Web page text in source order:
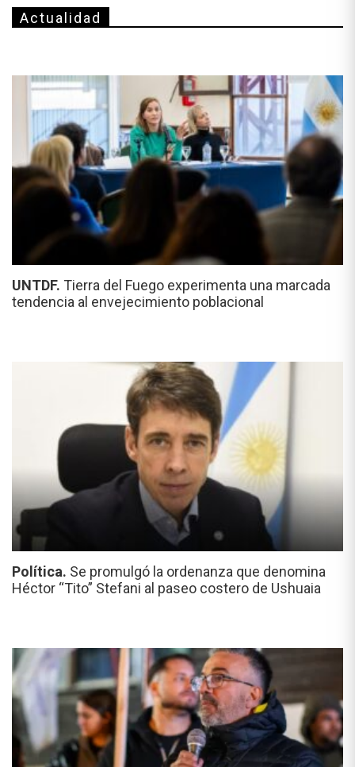
Actualidad
UNTDF. Tierra del Fuego experimenta una marcada
tendencia al envejecimiento poblacional
Política. Se promulgó la ordenanza que denomina
Héctor “Tito” Stefani al paseo costero de Ushuaia